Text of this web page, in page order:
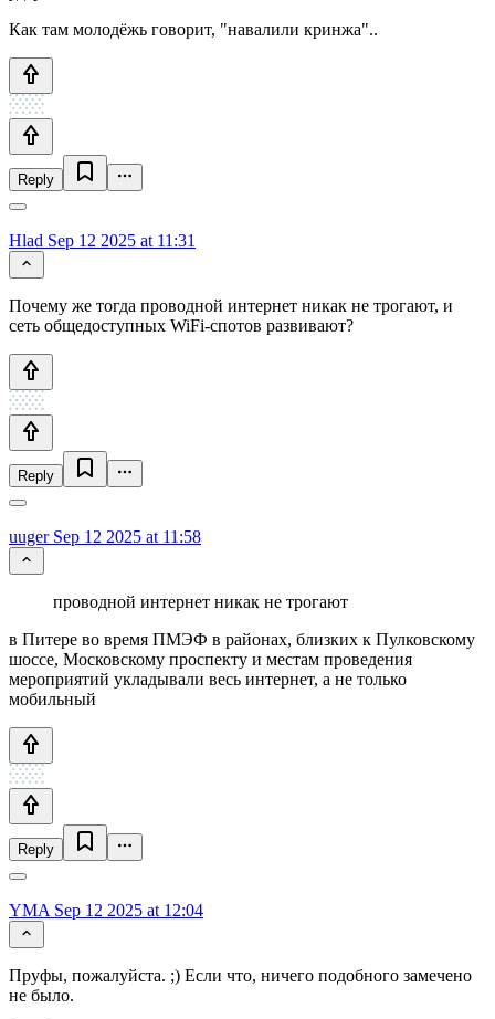
Как там молодёжь говорит, "навалили кринжа"..
Reply
Hlad Sep 12 2025 at 11:31
Почему же тогда проводной интернет никак не трогают, и
сеть общедоступных WiFi-спотов развивают?
Reply
uugerSep 12 2025 at 11:58
проводной интернет никак не трогают
в Питере во время ПМЭФ в районах, близких к Пулковскому
шоссе, Московскому проспекту и местам проведения
мероприятий укладывали весь интернет, а не только
мобильный
Reply
YMA Sep 12 2025 at 12:04
Пруфы, пожалуйста. ;) Если что, ничего подобного замечено
не было.